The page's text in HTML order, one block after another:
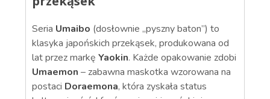
Seria Umaibo (dosłownie „pyszny baton”) to
klasyka japońskich przekąsek, produkowana od
lat przez markęYaokin. Każde opakowanie zdobi
Umaemon – zabawna maskotka wzorowana na
postaci Doraemona, która zyskała status